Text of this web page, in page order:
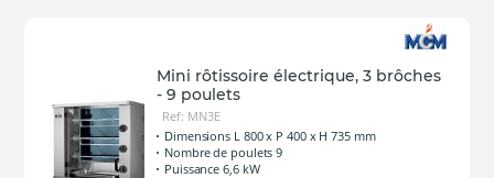
Mini rôtissoire électrique, 3 brôches
- 9 poulets
Ref: MN3E
Dimensions L 800 x P 400 x H 735 mm
Nombre de poulets 9
Puissance 6,6 kW